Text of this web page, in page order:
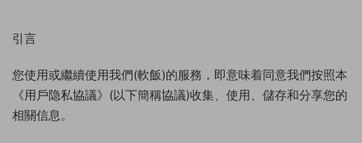
引言
您使用或繼續使用我們(軟飯)的服務，即意味着同意我們按照本
《用戶隐私協議》(以下簡稱協議)收集、使用、儲存和分享您的
相關信息。